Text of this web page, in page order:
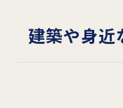
建築や身近